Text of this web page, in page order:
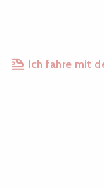
Ich fahre mit